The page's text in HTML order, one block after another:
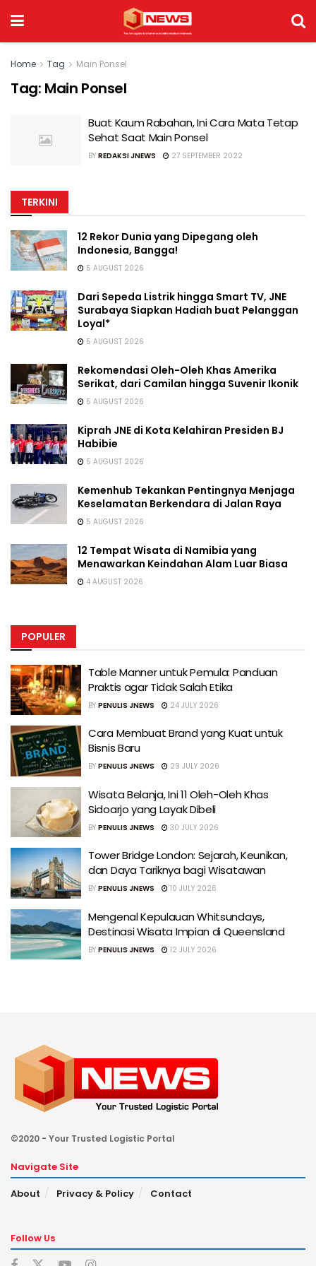
Home Tag Main Ponsel
Tag: Main Ponsel
Buat Kaum Rabahan, Ini Cara Mata Tetap
Sehat Saat Main Ponsel
BY REDAKSI JNEWS 27 SEPTEMBER 2022
TERKINI
12 Rekor Dunia yang Dipegang oleh
Indonesia, Bangga!
5 AUGUST 2026
Dari Sepeda Listrik hingga Smart TV, JNE
Surabaya Siapkan Hadiah buat Pelanggan
Loyal*
5 AUGUST 2026
Rekomendasi Oleh-Oleh Khas Amerika
Serikat, dari Camilan hingga Suvenir Ikonik
5 AUGUST 2026
Kiprah JNE di Kota Kelahiran Presiden BJ
Habibie
5 AUGUST 2026
Kemenhub Tekankan Pentingnya Menjaga
Keselamatan Berkendara di Jalan Raya
5 AUGUST 2026
12 Tempat Wisata di Namibia yang
Menawarkan Keindahan Alam Luar Biasa
4 AUGUST 2026
POPULER
Table Manner untuk Pemula: Panduan
Praktis agar Tidak Salah Etika
BY PENULIS JNEWS 24 JULY 2026
Cara Membuat Brand yang Kuat untuk
Bisnis Baru
BY PENULIS JNEWS 29 JULY 2026
Wisata Belanja, Ini 11 Oleh-Oleh Khas
Sidoarjo yang Layak Dibeli
BY PENULIS JNEWS 30 JULY 2026
Tower Bridge London: Sejarah, Keunikan,
dan Daya Tariknya bagi Wisatawan
BY PENULIS JNEWS 10 JULY 2026
Mengenal Kepulauan Whitsundays,
Destinasi Wisata Impian di Queensland
BY PENULIS JNEWS 12 JULY 2026
©2020 - Your Trusted Logistic Portal
Navigate Site
About
Privacy & Policy Contact
Follow Us